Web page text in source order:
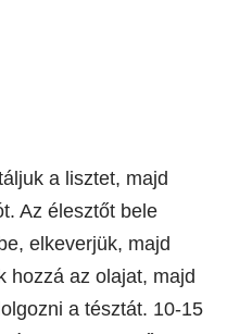
a lisztet, majd
Az élesztőt bele
elkeverjük, majd
hozzá az olajat, majd
a tésztát. 10-15